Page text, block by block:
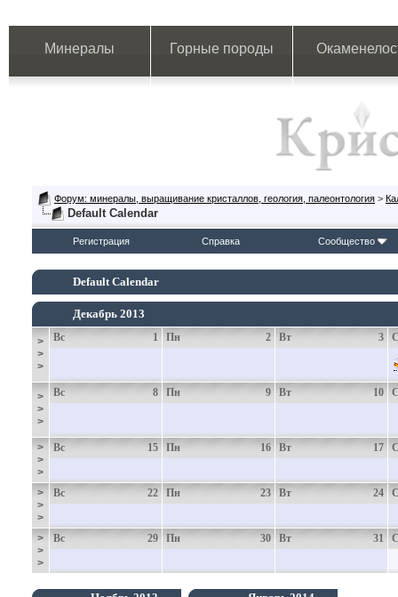
Минералы Горные породы
Форум: минералы, выращивание кристаллов, геология, палеонтология >
Default Calendar
Регистрация Справка Сообщество
Default Calendar
Декабрь 2013
>
>
>
1
Вс 2
Пн 3
Вт
>
>
>
8
Вс 9
Пн 10
Вт
>
>
>
15
Вс 16
Пн 17
Вт
>
>
>
22
Вс 23
Пн 24
Вт
>
>
>
29
Вс 30
Пн 31
Вт